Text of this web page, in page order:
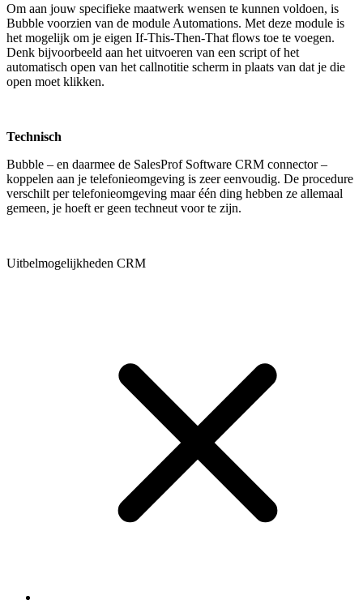
Om aan jouw specifieke maatwerk wensen te kunnen voldoen, is
Bubble voorzien van de module Automations. Met deze module is
het mogelijk om je eigen If-This-Then-That flows toe te voegen.
Denk bijvoorbeeld aan het uitvoeren van een script of het
automatisch open van het callnotitie scherm in plaats van dat je die
open moet klikken.
Technisch
Bubble – en daarmee de SalesProf Software CRM connector –
koppelen aan je telefonieomgeving is zeer eenvoudig. De procedure
verschilt per telefonieomgeving maar één ding hebben ze allemaal
gemeen, je hoeft er geen techneut voor te zijn.
Uitbelmogelijkheden CRM